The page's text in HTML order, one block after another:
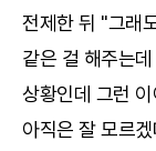
전제한 뒤 "그래
같은 걸 해주는
상황인데 그런
아직은 잘 모르